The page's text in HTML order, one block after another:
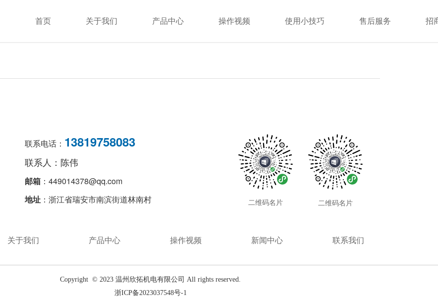
首页 关于我们 产品中心 操作视频 使用小技巧 售后服务 招
二维码名片
联系电话： 13819758083
联系人：陈伟
邮箱 ：449014378@qq.com
地址 ：浙江省瑞安市南滨街道林南村
Copyright  © 2023 温州欣拓机电有限公司 All rights reserved.
关于我们 产品中心 操作视频 新闻中心 联系我们
二维码名片
浙ICP备2023037548号-1